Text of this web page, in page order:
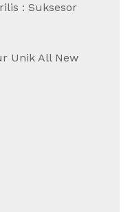
: Suksesor
Unik All New